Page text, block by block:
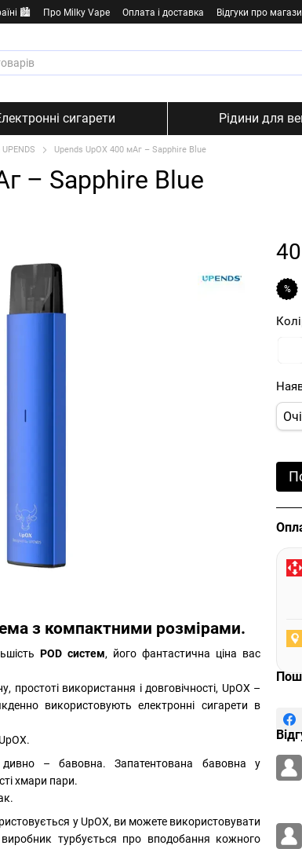
🏙️ Про Milky Vape Оплата і доставка Відгуки про
сигарети Рідини для
Upends UpOX 400 мАг – Sapphire Blue
– Sapphire Blue
з компактними розмірами.
POD систем, його фантастична ціна вас
простоті використання і довговічності, UpOX –
використовують електронні сигарети в
– бавовна. Запатентована бавовна у
хмари пари.
у UpOX, ви можете використовувати
турбується про вподобання кожного
%